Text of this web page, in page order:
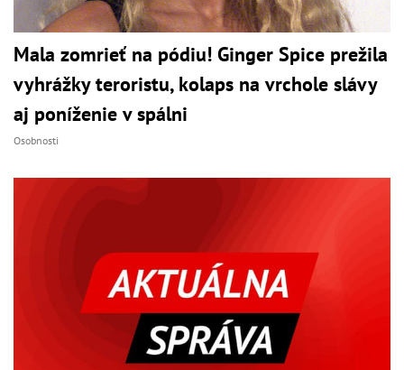
Mala zomrieť na pódiu! Ginger Spice prežila
vyhrážky teroristu, kolaps na vrchole slávy
aj poníženie v spálni
Osobnosti